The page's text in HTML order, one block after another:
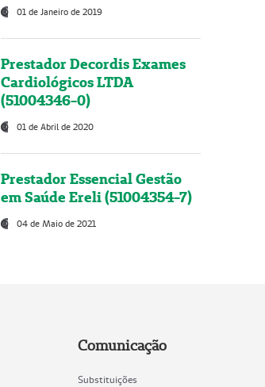
01 de Janeiro de 2019
Prestador Decordis Exames
Cardiológicos LTDA
(51004346-0)
01 de Abril de 2020
Prestador Essencial Gestão
em Saúde Ereli (51004354-7)
04 de Maio de 2021
Comunicação
Substituições